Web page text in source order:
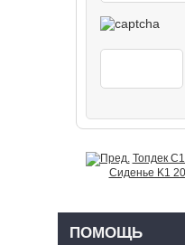
Топдек
Сиденье K1
ПОМОЩЬ